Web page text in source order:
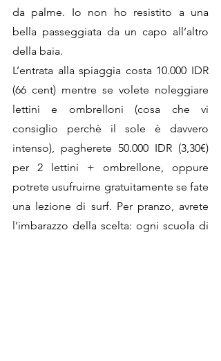
da palme. Io non ho resistito a una
bella passeggiata da un capo all’altro
della baia.
L’entrata alla spiaggia costa 10.000 IDR
(66 cent) mentre se volete noleggiare
lettini e ombrelloni (cosa che vi
consiglio perchè il sole è davvero
intenso), pagherete 50.000 IDR (3,30€)
per 2 lettini + ombrellone, oppure
potrete usufruirne gratuitamente se fate
una lezione di surf. Per pranzo, avrete
l’imbarazzo della scelta: ogni scuola di